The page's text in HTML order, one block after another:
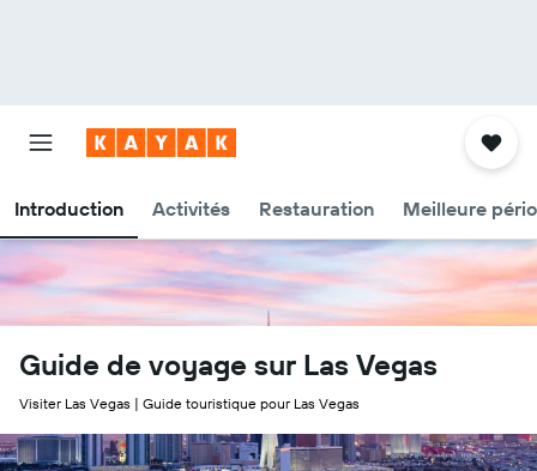
Introduction Activités Restauration Meilleure
Guide de voyage sur Las Vegas
Visiter Las Vegas | Guide touristique pour Las Vegas